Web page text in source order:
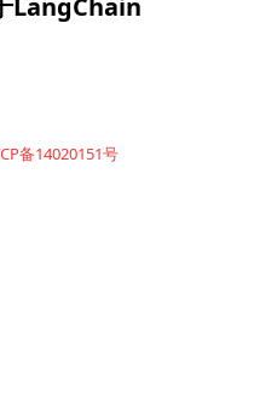
LangChain
备14020151号